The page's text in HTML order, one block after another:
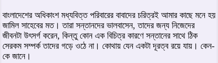
বাংলাদেশের অধিকাংশ মধ্যবিত্ত পরিবারের বাবাদের চরিত্রই আমার কাছে মনে হয়
জামিল সাহেবের মত। তারা সন্তানদের ভালবাসেন, তাদের জন্য নিজেদের
জীবনটা উৎসর্গ করেন, কিন্তু কোন এক বিচিত্র কারণে সন্তানের সাথে ঠিক
সেরকম সম্পর্ক তাদের গড়ে ওঠে না। কোথায় যেন একটা দূরত্ব রয়ে যায়। কেন-
কে জানে।